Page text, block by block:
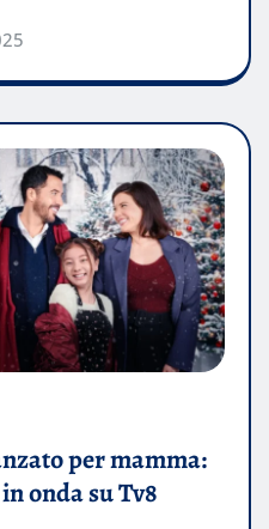
per mamma:
onda su Tv8